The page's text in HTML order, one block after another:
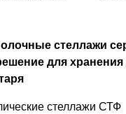
стеллажи
для хранения
стеллажи СТФ